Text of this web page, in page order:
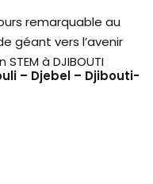
remarquable au
géant vers l’avenir
à DJIBOUTI
– Djebel – Djibouti-